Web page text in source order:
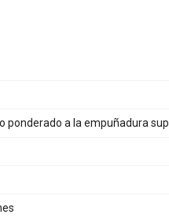
ponderado a la empuñadura